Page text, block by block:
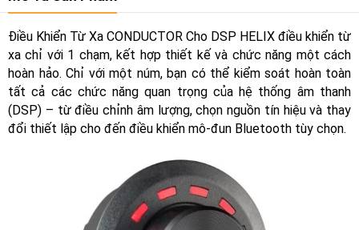
Điều Khiển Từ Xa CONDUCTOR Cho DSP HELIX điều khiển từ
xa chỉ với 1 chạm, kết hợp thiết kế và chức năng một cách
hoàn hảo. Chỉ với một núm, bạn có thể kiểm soát hoàn toàn
tất cả các chức năng quan trọng của hệ thống âm thanh
(DSP) – từ điều chỉnh âm lượng, chọn nguồn tín hiệu và thay
đổi thiết lập cho đến điều khiển mô-đun Bluetooth tùy chọn.